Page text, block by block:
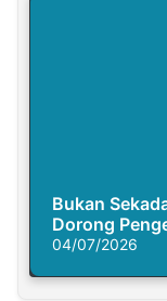
Bukan
Dorong
Solusi Krisis
04/07/2026